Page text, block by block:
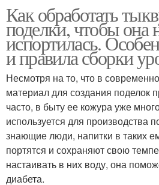
Как обработать
поделки, чтобы она
испортилась.
и правила сборки
Несмотря на то, что в
материал для создания поделок
часто, в быту ее кожура уже
используется для производства
знающие люди, напитки в таких
портятся и сохраняют свою
настаивать в них воду, она
диабета.